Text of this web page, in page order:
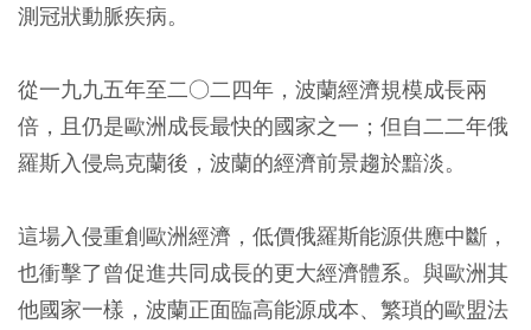
測冠狀動脈疾病。
從一九九五年至二○二四年，波蘭經濟規模成長兩
倍，且仍是歐洲成長最快的國家之一；但自二二年俄
羅斯入侵烏克蘭後，波蘭的經濟前景趨於黯淡。
這場入侵重創歐洲經濟，低價俄羅斯能源供應中斷，
也衝擊了曾促進共同成長的更大經濟體系。與歐洲其
他國家一樣，波蘭正面臨高能源成本、繁瑣的歐盟法